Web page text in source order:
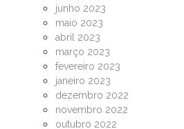
junho 2023
maio 2023
abril 2023
março 2023
fevereiro 2023
janeiro 2023
dezembro 2022
novembro 2022
outubro 2022